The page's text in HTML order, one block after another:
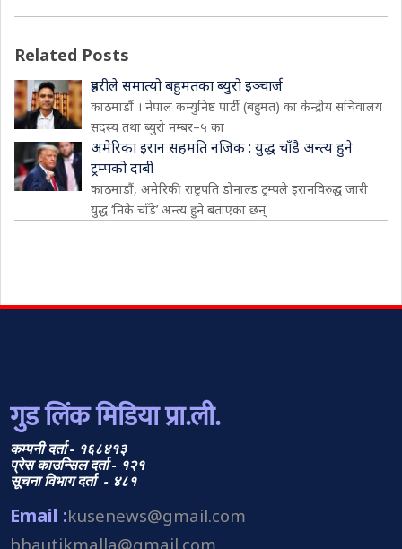
Related Posts
प्रहरीले समात्यो बहुमतका ब्युरो इञ्चार्ज
काठमाडौं । नेपाल कम्युनिष्ट पार्टी (बहुमत) का केन्द्रीय सचिवालय
सदस्य तथा ब्युरो नम्बर–५ का
अमेरिका इरान सहमति नजिक : युद्ध चाँडै अन्त्य हुने
ट्रम्पको दाबी
काठमाडौं, अमेरिकी राष्ट्रपति डोनाल्ड ट्रम्पले इरानविरुद्ध जारी
युद्ध ‘निकै चाँडै’ अन्त्य हुने बताएका छन्
गुड लिंक मिडिया प्रा.ली.
कम्पनी दर्ता - १६८४१३
प्रेस काउन्सिल दर्ता - १२१
सूचना विभाग दर्ता - ४८१
Email :kusenews@gmail.com
bhautikmalla@gmail.com